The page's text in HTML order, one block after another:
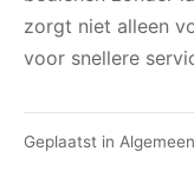
zorgt niet alleen
voor snellere
Geplaatst in Algemeen